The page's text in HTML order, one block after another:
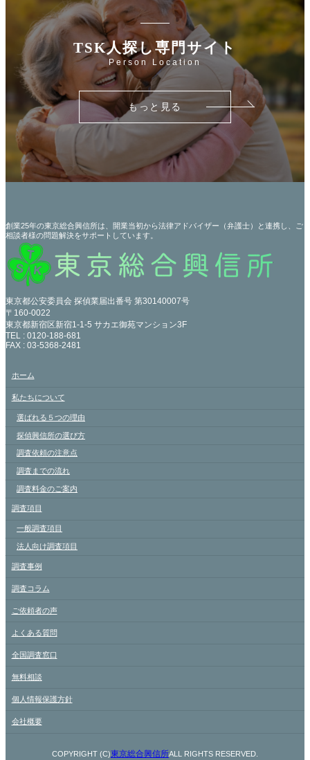
TSK人探し専門サイト
Person Location
もっと見る
創業25年の東京総合興信所は、開業当初から法律アドバイザー（弁護士）と連携し、ご
相談者様の問題解決をサポートしています。
東京都公安委員会 探偵業届出番号 第30140007号
〒160-0022
東京都新宿区新宿1-1-5 サカエ御苑マンション3F
TEL : 0120-188-681
FAX : 03-5368-2481
ホーム
私たちについて
選ばれる５つの理由
探偵興信所の選び方
調査依頼の注意点
調査までの流れ
調査料金のご案内
調査項目
一般調査項目
法人向け調査項目
調査事例
調査コラム
ご依頼者の声
よくある質問
全国調査窓口
無料相談
個人情報保護方針
会社概要
COPYRIGHT (C)東京総合興信所ALL RIGHTS RESERVED.